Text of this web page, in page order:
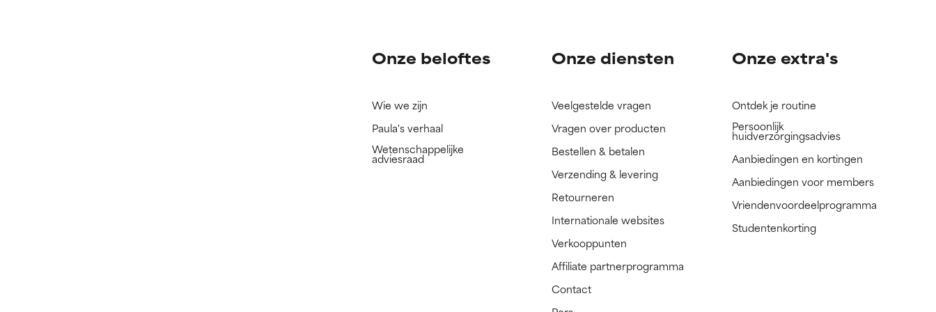
Onze beloftes
Wie we zijn
Paula's verhaal
Wetenschappelijke
adviesraad
Onze diensten
Veelgestelde vragen
Vragen over producten
Bestellen & betalen
Verzending & levering
Retourneren
Internationale websites
Verkooppunten
Affiliate partnerprogramma
Contact
Onze extra's
Ontdek je routine
Persoonlijk
huidverzorgingsadvies
Aanbiedingen en kortingen
Aanbiedingen voor members
Vriendenvoordeelprogramma
Studentenkorting